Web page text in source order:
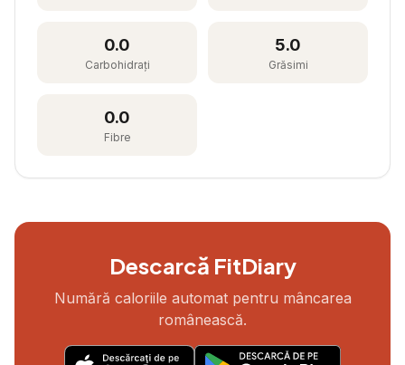
0.0
Carbohidrați
5.0
Grăsimi
0.0
Fibre
Descarcă FitDiary
Numără caloriile automat pentru mâncarea
românească.